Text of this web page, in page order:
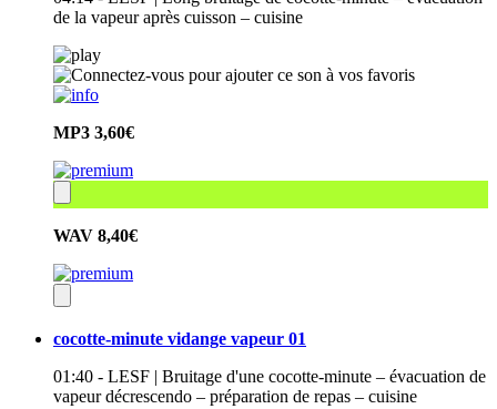
de la vapeur après cuisson – cuisine
MP3 3,60€
WAV 8,40€
cocotte-minute vidange vapeur 01
01:40 - LESF | Bruitage d'une cocotte-minute – évacuation de
vapeur décrescendo – préparation de repas – cuisine